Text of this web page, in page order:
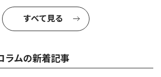
すべて見る
ラムの新着記事